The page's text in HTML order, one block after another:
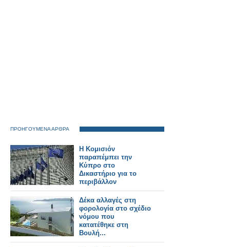
ΠΡΟΗΓΟΥΜΕΝΑ ΑΡΘΡΑ
Η Κομισιόν
παραπέμπει την
Κύπρο στο
Δικαστήριο για το
περιβάλλον
Δέκα αλλαγές στη
φορολογία στο σχέδιο
νόμου που
κατατέθηκε στη
Βουλή...